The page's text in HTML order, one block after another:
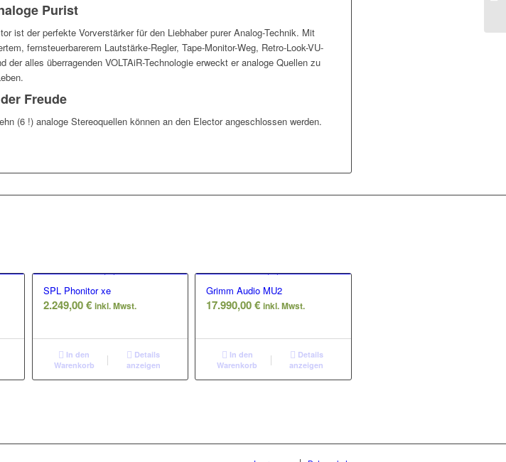
Purist
ist der perfekte Vorverstärker für den Liebhaber purer Analog-Technik. Mit
fernsteuerbarerem Lautstärke-Regler, Tape-Monitor-Weg, Retro-Look-VU-
der alles überragenden VOLTAiR-Technologie erweckt er analoge Quellen zu
Freude
(6 !) analoge Stereoquellen können an den Elector angeschlossen werden.
SPL Phonitor xe
2.249,00€ inkl. Mwst.
In den
Warenkorb
Details
anzeigen
Grimm Audio MU2
17.990,00€ inkl. Mwst.
In den
Warenkorb
Details
anzeigen